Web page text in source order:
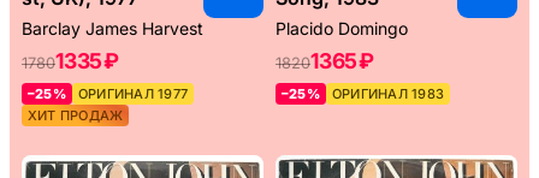
Barclay James Harvest
17801335 ₽
–25%
ОРИГИНАЛ 1977
ХИТ ПРОДАЖ
Placido Domingo
18201365 ₽
–25% ОРИГИНАЛ 1983